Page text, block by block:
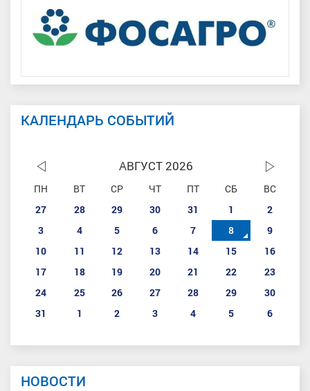
КАЛЕНДАРЬ СОБЫТИЙ
АВГУСТ 2026
ПН ВТ СР ЧТ ПТ СБ
ВС
27
28 29 30 31 1
2
3
4 5 6 7 8
9
10
11 12 13 14 15
16
17
18 19 20 21 22
23
24
25 26 27 28 29
30
31
1 2 3 4 5 6
НОВОСТИ